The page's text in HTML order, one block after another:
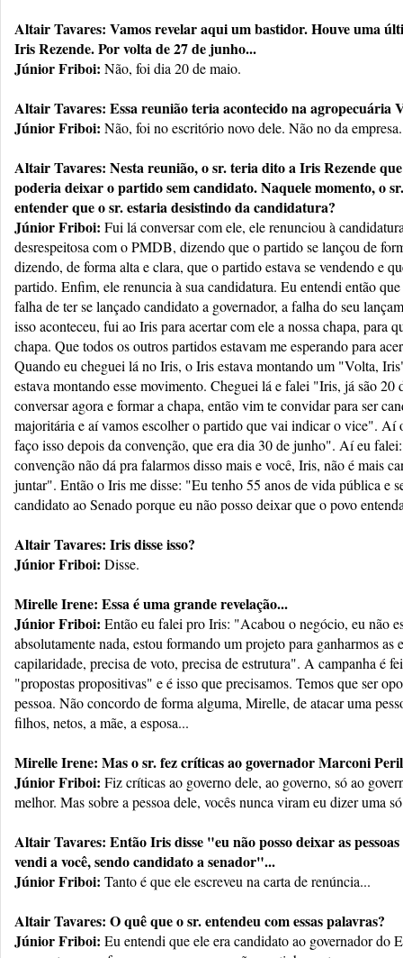
Altair Tavares: Vamos revelar aqui um bastidor. Houve uma
Iris Rezende. Por volta de 27 de junho...
Júnior Friboi: Não, foi dia 20 de maio.
Altair Tavares: Essa reunião teria acontecido na agropecuária
Júnior Friboi: Não, foi no escritório novo dele. Não no da empresa.
Altair Tavares: Nesta reunião, o sr. teria dito a Iris Rezende
poderia deixar o partido sem candidato. Naquele momento, o
entender que o sr. estaria desistindo da candidatura?
Júnior Friboi: Fui lá conversar com ele, ele renunciou à
desrespeitosa com o PMDB, dizendo que o partido se lançou de
dizendo, de forma alta e clara, que o partido estava se vendendo e
partido. Enfim, ele renuncia à sua candidatura. Eu entendi então
falha de ter se lançado candidato a governador, a falha do seu
isso aconteceu, fui ao Iris para acertar com ele a nossa chapa, para
chapa. Que todos os outros partidos estavam me esperando para
Quando eu cheguei lá no Iris, o Iris estava montando um "Volta,
estava montando esse movimento. Cheguei lá e falei "Iris, já são 20
conversar agora e formar a chapa, então vim te convidar para ser
majoritária e aí vamos escolher o partido que vai indicar o vice". Aí
faço isso depois da convenção, que era dia 30 de junho". Aí eu
convenção não dá pra falarmos disso mais e você, Iris, não é mais
juntar". Então o Iris me disse: "Eu tenho 55 anos de vida pública e
candidato ao Senado porque eu não posso deixar que o povo
Altair Tavares: Iris disse isso?
Júnior Friboi: Disse.
Mirelle Irene: Essa é uma grande revelação...
Júnior Friboi: Então eu falei pro Iris: "Acabou o negócio, eu não
absolutamente nada, estou formando um projeto para ganharmos as
capilaridade, precisa de voto, precisa de estrutura". A campanha é
"propostas propositivas" e é isso que precisamos. Temos que ser
pessoa. Não concordo de forma alguma, Mirelle, de atacar uma
filhos, netos, a mãe, a esposa...
Mirelle Irene: Mas o sr. fez críticas ao governador Marconi
Júnior Friboi: Fiz críticas ao governo dele, ao governo, só ao
melhor. Mas sobre a pessoa dele, vocês nunca viram eu dizer uma
Altair Tavares: Então Iris disse "eu não posso deixar as
vendi a você, sendo candidato a senador"...
Júnior Friboi: Tanto é que ele escreveu na carta de renúncia...
Altair Tavares: O quê que o sr. entendeu com essas palavras?
Júnior Friboi: Eu entendi que ele era candidato ao governador do